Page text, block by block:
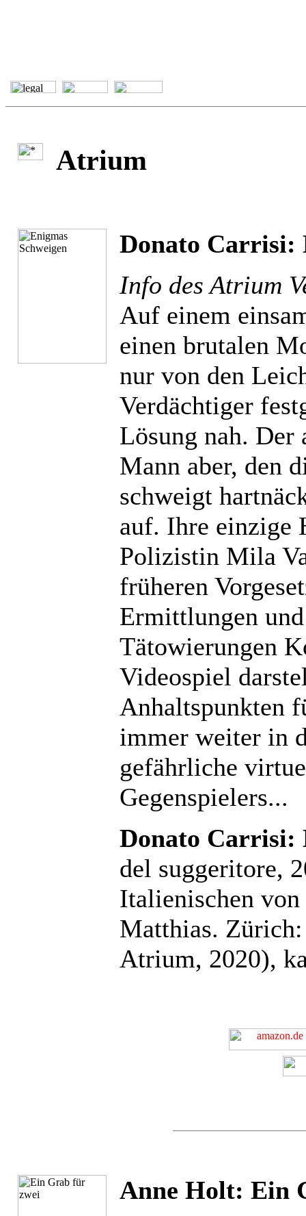
Atrium
Donato Carrisi:
Info des Atrium
Auf einem
einen brutalen
nur von den
Verdächtiger
Lösung nah. Der
Mann aber, den
schweigt
auf. Ihre einzige
Polizistin Mila
früheren
Ermittlungen
Tätowierungen
Videospiel
Anhaltspunkten
immer weiter in
gefährliche
Gegenspielers...
Donato Carrisi:
del suggeritore,
Italienischen von
Matthias.
Atrium, 2020),
Anne Holt: Ein